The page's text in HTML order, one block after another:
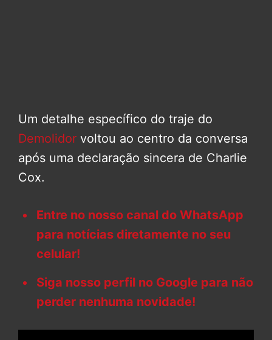
Um detalhe específico do traje do
Demolidor voltou ao centro da conversa
após uma declaração sincera de Charlie
Cox.
Entre no nosso canal do WhatsApp
para notícias diretamente no seu
celular!
Siga nosso perfil no Google para não
perder nenhuma novidade!